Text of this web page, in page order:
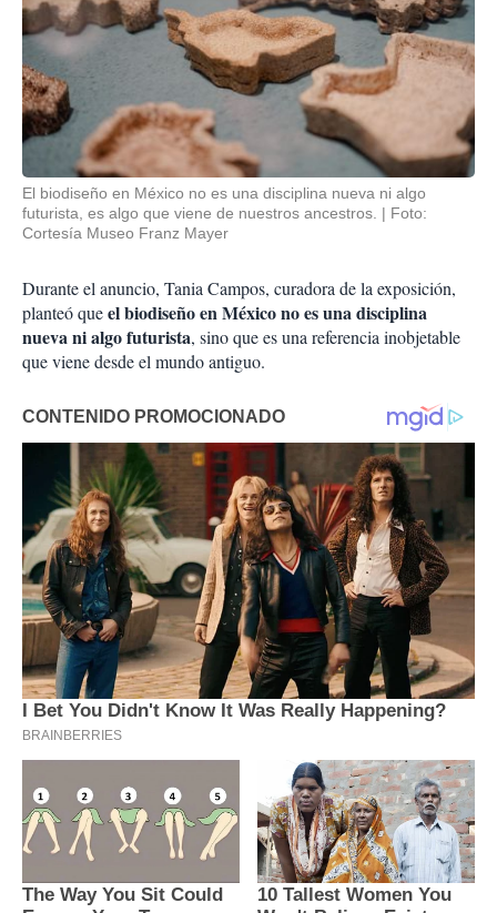
El biodiseño en México no es una disciplina nueva ni algo
futurista, es algo que viene de nuestros ancestros.
Foto:
Cortesía Museo Franz Mayer
Durante el anuncio, Tania Campos, curadora de la exposición,
planteó queel biodiseño en México no es una disciplina
nueva ni algo futurista, sino que es una referencia inobjetable
que viene desde el mundo antiguo.